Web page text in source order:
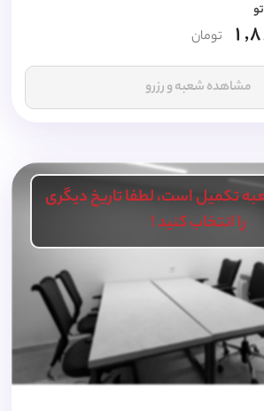
تومان
مشاهده شعبه و رزرو
تکمیل است، لطفا تاریخ دیگری
را انتخاب کنید !